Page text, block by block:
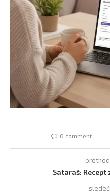
0 comment
Sataraš: Recept